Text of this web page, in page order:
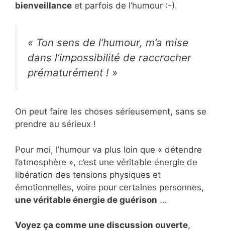
bienveillance et parfois de l’humour :-).
« Ton sens de l’humour, m’a mise
dans l’impossibilité de raccrocher
prématurément ! »
On peut faire les choses sérieusement, sans se
prendre au sérieux !
Pour moi, l’humour va plus loin que « détendre
l’atmosphère », c’est une véritable énergie de
libération des tensions physiques et
émotionnelles, voire pour certaines personnes,
une véritable énergie de guérison …
Voyez ça comme une discussion ouverte,